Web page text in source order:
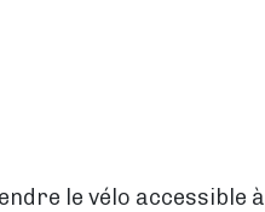
le vélo accessible à